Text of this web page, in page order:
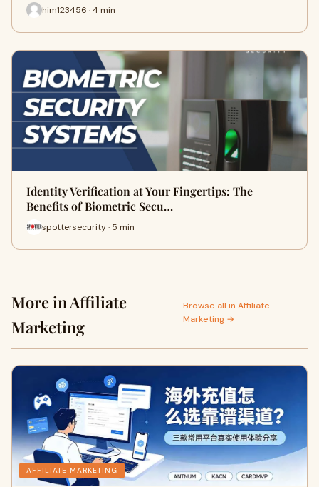
him123456 · 4 min
Identity Verification at Your Fingertips: The
Benefits of Biometric Secu…
spottersecurity · 5 min
More in Affiliate
Marketing
Browse all in Affiliate
Marketing →
AFFILIATE MARKETING